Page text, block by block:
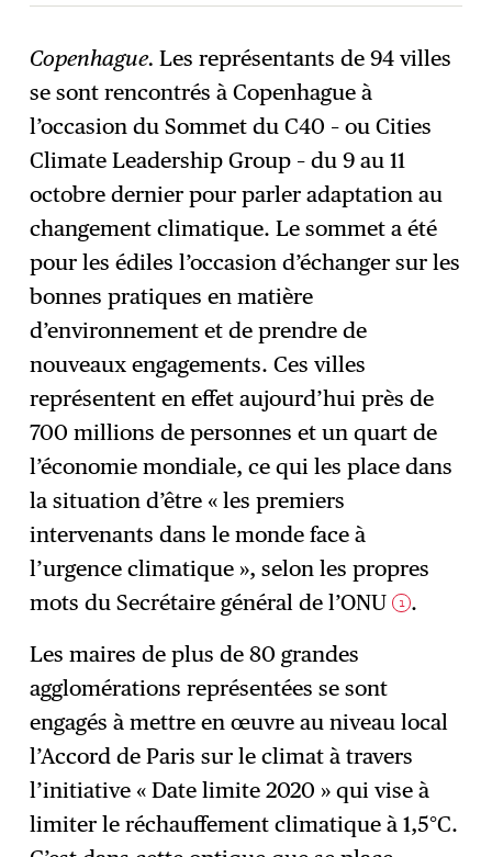
→ S'abonner
Copenhague.Les représentants de 94 villes
se sont rencontrés à Copenhague à
l’occasion du Sommet du C40 – ou Cities
Climate Leadership Group – du 9 au 11
octobre dernier pour parler adaptation au
changement climatique. Le sommet a été
pour les édiles l’occasion d’échanger sur les
bonnes pratiques en matière
d’environnement et de prendre de
nouveaux engagements. Ces villes
représentent en effet aujourd’hui près de
700 millions de personnes et un quart de
l’économie mondiale, ce qui les place dans
la situation d’être « les premiers
intervenants dans le monde face à
l’urgence climatique », selon les propres
mots du Secrétaire général de l’ONU 1 .
Les maires de plus de 80 grandes
agglomérations représentées se sont
engagés à mettre en œuvre au niveau local
l’Accord de Paris sur le climat à travers
l’initiative « Date limite 2020 » qui vise à
limiter le réchauffement climatique à 1,5°C.